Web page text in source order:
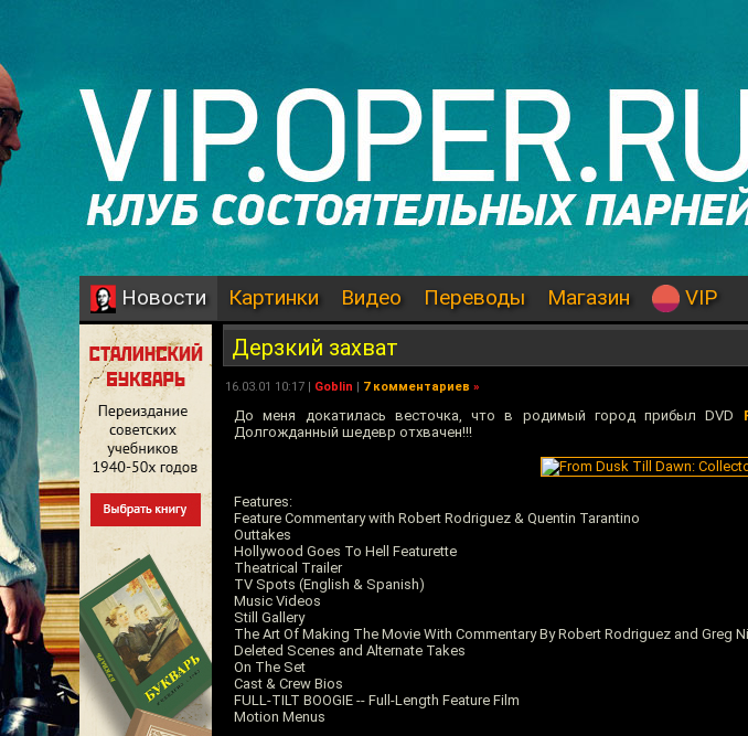
Новости Картинки Видео Переводы Магазин VIP
Дерзкий захват
16.03.01 10:17 | Goblin | 7 комментариев »
До меня докатилась весточка, что в родимый город прибыл DVD
Долгожданный шедевр отхвачен!!!
Features:
Feature Commentary with Robert Rodriguez & Quentin Tarantino
Outtakes
Hollywood Goes To Hell Featurette
Theatrical Trailer
TV Spots (English & Spanish)
Music Videos
Still Gallery
The Art Of Making The Movie With Commentary By Robert Rodriguez and Greg
Deleted Scenes and Alternate Takes
On The Set
Cast & Crew Bios
FULL-TILT BOOGIE -- Full-Length Feature Film
Motion Menus